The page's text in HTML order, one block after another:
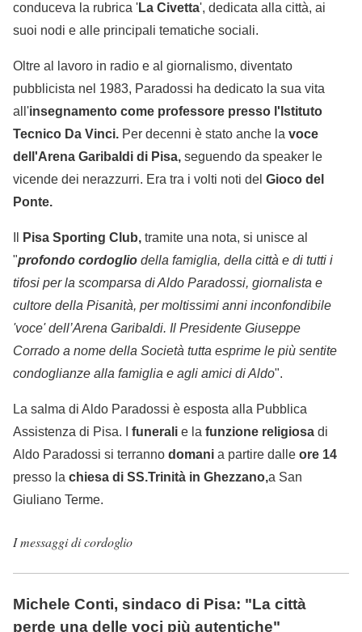
conduceva la rubrica 'La Civetta', dedicata alla città, ai
suoi nodi e alle principali tematiche sociali.
Oltre al lavoro in radio e al giornalismo, diventato
pubblicista nel 1983, Paradossi ha dedicato la sua vita
all'insegnamento come professore presso l'Istituto
Tecnico Da Vinci. Per decenni è stato anche la voce
dell'Arena Garibaldi di Pisa, seguendo da speaker le
vicende dei nerazzurri. Era tra i volti noti del Gioco del
Ponte.
Pisa Sporting Club, tramite una nota, si unisce al
"profondo cordoglio della famiglia, della città e di tutti i
tifosi per la scomparsa di Aldo Paradossi, giornalista e
cultore della Pisanità, per moltissimi anni inconfondibile
'voce' dell’Arena Garibaldi. Il Presidente Giuseppe
Corrado a nome della Società tutta esprime le più sentite
condoglianze alla famiglia e agli amici di Aldo".
La salma di Aldo Paradossi è esposta alla Pubblica
Assistenza di Pisa. I funerali e la funzione religiosa di
Aldo Paradossi si terranno domani a partire dalle ore 14
presso la chiesa di SS.Trinità in Ghezzano,a San
Giuliano Terme.
I messaggi di cordoglio
Michele Conti, sindaco di Pisa: "La città
perde una delle voci più autentiche"